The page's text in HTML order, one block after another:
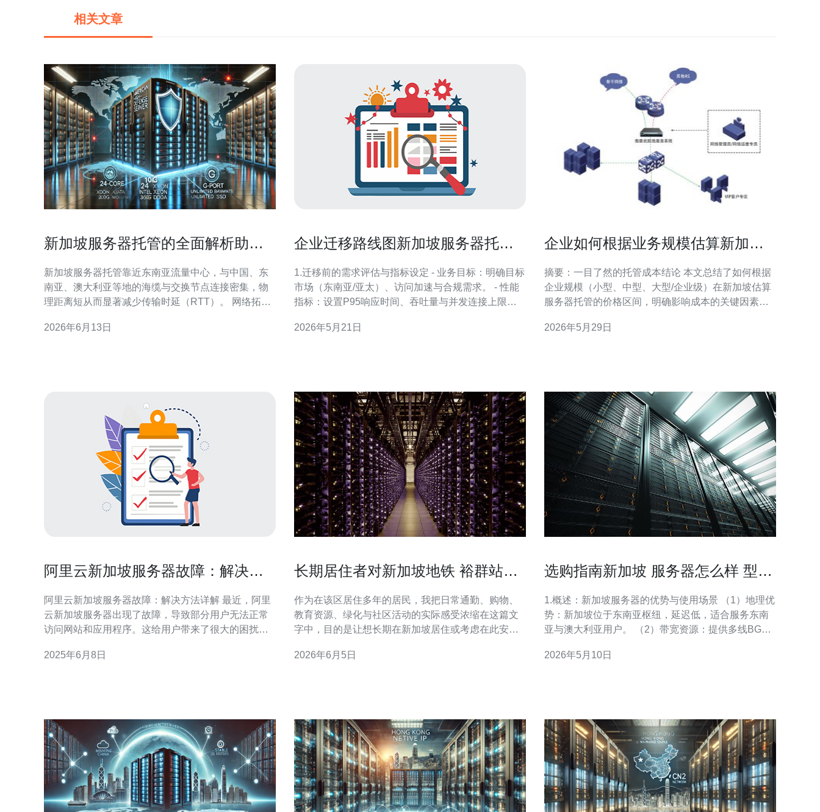
相关文章
新加坡服务器托管的全面解析助力
新加坡服务器托管靠近东南亚流量中心，与中国、东
南亚、澳大利亚等地的海缆与交换节点连接密集，物
理距离短从而显著减少传输时延（RTT）。 网络拓扑
点（IX），通过优质上游运营商可以减少跳数与丢包
2026年6月13日
企业迁移路线图新加坡服务器托管
1.迁移前的需求评估与指标设定 - 业务目标：明确目标
市场（东南亚/亚太）、访问加速与合规需求。 - 性能
指标：设置P95响应时间、吞吐量与并发连接上限
CDN，主站做智能路由与回源控制。 - 监控告警：设
2026年5月21日
企业如何根据业务规模估算新加坡
摘要：一目了然的托管成本结论 本文总结了如何根据
企业规模（小型、中型、大型/企业级）在新加坡估算
服务器托管的价格区间，明确影响成本的关键因素：
机柜或云平台的管理费、是否需要专业的DDoS防御与
2026年5月29日
阿里云新加坡服务器故障：解决方
阿里云新加坡服务器故障：解决方法详解 最近，阿里
云新加坡服务器出现了故障，导致部分用户无法正常
访问网站和应用程序。这给用户带来了很大的困扰，
法。 据阿里云官方透露，新加坡服务器故障是由于网
2025年6月8日
长期居住者对新加坡地铁 裕群站生
作为在该区居住多年的居民，我把日常通勤、购物、
教育资源、绿化与社区活动的实际感受浓缩在这篇文
字中，目的是让想长期在新加坡居住或考虑在此安家
节说明交通便利性、周边设施与生活成本等关键点。
2026年6月5日
选购指南新加坡 服务器怎么样 型号
1.概述：新加坡服务器的优势与使用场景 （1）地理优
势：新加坡位于东南亚枢纽，延迟低，适合服务东南
亚与澳大利亚用户。 （2）带宽资源：提供多线BGP
（3）法规与可靠性：数据中心合规性好，SLAs常见
2026年5月10日